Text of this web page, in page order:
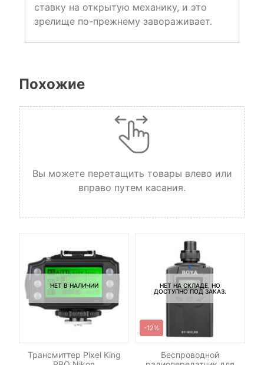
ставку на открытую механику, и это
зрелище по-прежнему завораживает.
Похожие
Вы можете перетащить товары влево или
вправо путем касания.
НЕТ В НАЛИЧИИ
Трансмиттер Pixel King
НЕТ НА СКЛАДЕ, НО
ДОСТУПНО ПОД ЗАКАЗ.
-12%
Беспроводной